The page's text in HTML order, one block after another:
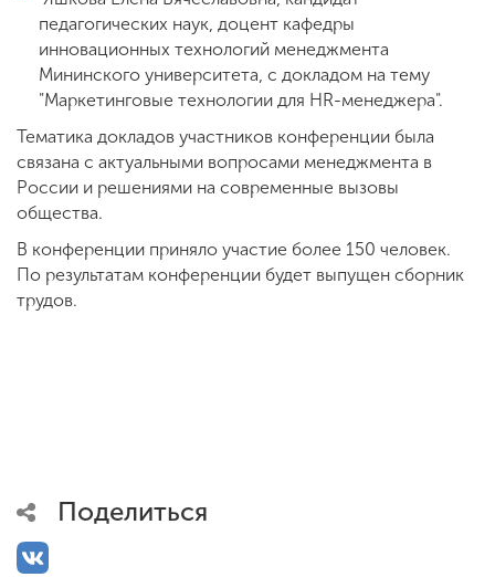
педагогических наук, доцент кафедры
инновационных технологий менеджмента
Мининского университета, с докладом на тему
"Маркетинговые технологии для HR-менеджера".
Тематика докладов участников конференции была
связана с актуальными вопросами менеджмента в
России и решениями на современные вызовы
общества.
В конференции приняло участие более 150 человек.
По результатам конференции будет выпущен сборник
трудов.
Поделиться